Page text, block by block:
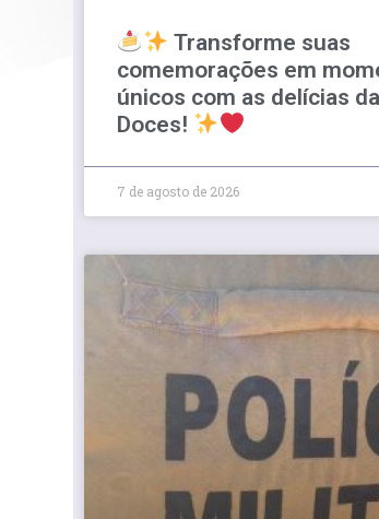
Transforme suas
comemorações em
únicos com as delícias
Doces!
7 de agosto de 2026